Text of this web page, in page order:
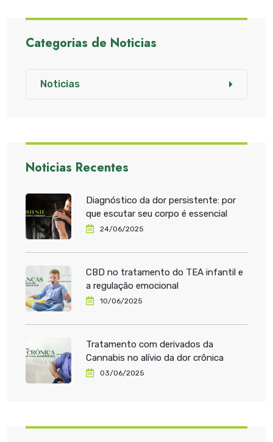
Categorias de Noticias
Noticias
Noticias Recentes
Diagnóstico da dor persistente: por
que escutar seu corpo é essencial
24/06/2025
CBD no tratamento do TEA infantil e
a regulação emocional
10/06/2025
Tratamento com derivados da
Cannabis no alívio da dor crônica
03/06/2025